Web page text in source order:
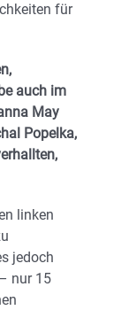
für
auch im
May
Popelka,
linken
jedoch
nur 15